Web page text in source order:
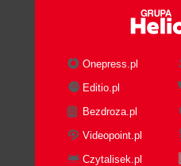
Onepress.pl
Editio.pl
Bezdroza.pl
Videopoint.pl
Czytalisek.pl